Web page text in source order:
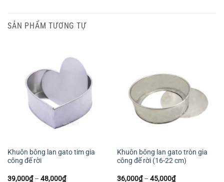
SẢN PHẨM TƯƠNG TỰ
Khuôn bông lan gato tim gia
công đế rời
39,000₫ – 48,000₫Khoảng
Khuôn bông lan gato tròn gia
công đế rời (16-22 cm)
36,000₫ – 45,000₫Khoảng